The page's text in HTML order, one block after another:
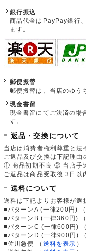
銀行振込
商品代金はPayPay銀行
ます。
郵便振替
郵便振替は、当店のゆう
現金書留
現金書留にてご決済の場
す。
返品・交換について
当店は消費者権利尊重と法
ご返品及び交換は下記理由
① 商品初期不良 ② 当店手
ご返品は商品受取後 3日以
送料について
送料は下記よりお客様が選
■パターンA (一律200円)
■パターンB (一律360円)
■パターンC (一律600円)
■パターンD (一律900円)
■佐川急便
（ 送料を表示 ）